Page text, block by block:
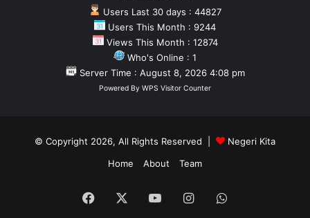
Users Last 30 days : 44827
Users This Month : 9244
Views This Month : 12874
Who's Online : 1
Server Time : August 8, 2026 4:08 pm
Powered By WPS Visitor Counter
© Copyright 2026, All Rights Reserved |
Negeri Kita
Home
About Team
Facebook YouTubeInstagramWhatsApp